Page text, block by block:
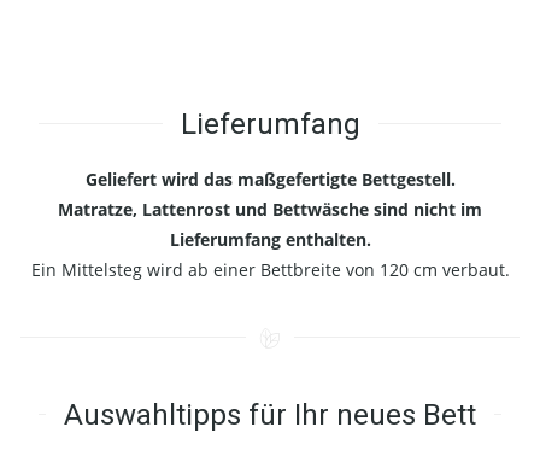
Lieferumfang
Geliefert wird das maßgefertigte Bettgestell.
Matratze, Lattenrost und Bettwäsche sind nicht im
Lieferumfang enthalten.
Ein Mittelsteg wird ab einer Bettbreite von 120 cm verbaut.
Auswahltipps für Ihr neues Bett